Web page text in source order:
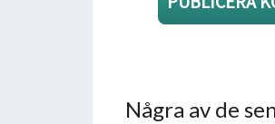
Några av de